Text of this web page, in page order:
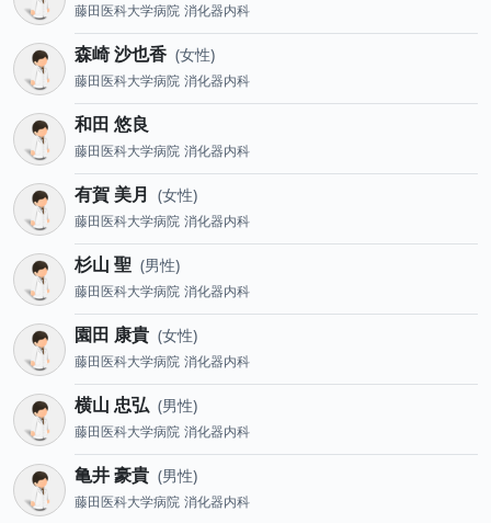
藤田医科大学病院 消化器内科
森崎 沙也香 女性
藤田医科大学病院 消化器内科
和田 悠良
藤田医科大学病院 消化器内科
有賀 美月 女性
藤田医科大学病院 消化器内科
杉山 聖 男性
藤田医科大学病院 消化器内科
園田 康貴 女性
藤田医科大学病院 消化器内科
横山 忠弘 男性
藤田医科大学病院 消化器内科
亀井 豪貴 男性
藤田医科大学病院 消化器内科